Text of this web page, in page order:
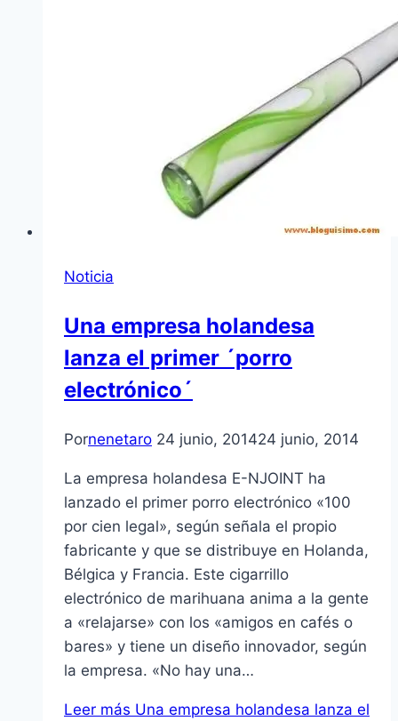
Noticia
Una empresa holandesa
lanza el primer ´porro
electrónico´
Pornenetaro 24 junio, 201424 junio, 2014
La empresa holandesa E-NJOINT ha
lanzado el primer porro electrónico «100
por cien legal», según señala el propio
fabricante y que se distribuye en Holanda,
Bélgica y Francia. Este cigarrillo
electrónico de marihuana anima a la gente
a «relajarse» con los «amigos en cafés o
bares» y tiene un diseño innovador, según
la empresa. «No hay una…
Leer más Una empresa holandesa lanza el